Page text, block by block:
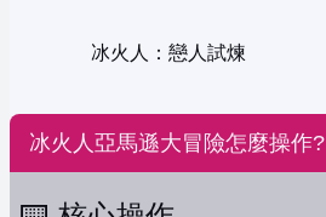
冰火人：戀人試煉
冰火人亞馬遜大冒險怎麼操作?